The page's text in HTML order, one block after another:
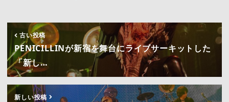
古い投稿
PENICILLINが新宿を舞台にライブサーキットした
「新し…
新しい投稿